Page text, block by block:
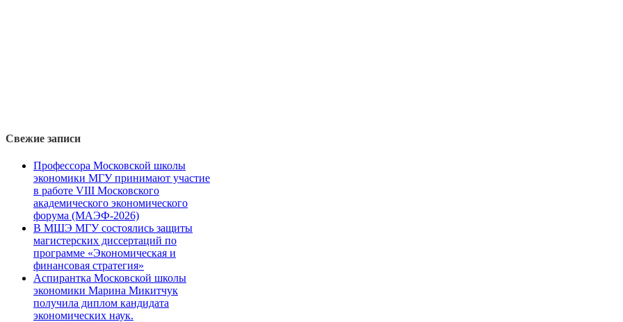
Свежие записи
Профессора Московской школы
экономики МГУ принимают участие
в работе VIII Московского
академического экономического
форума (МАЭФ-2026)
В МШЭ МГУ состоялись защиты
магистерских диссертаций по
программе «Экономическая и
финансовая стратегия»
Аспирантка Московской школы
экономики Марина Микитчук
получила диплом кандидата
экономических наук.